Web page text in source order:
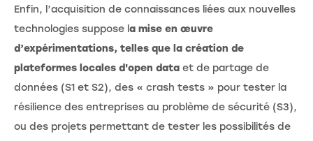
Enfin, l’acquisition de connaissances liées aux nouvelles
technologies suppose la mise en œuvre
d’expérimentations, telles que la création de
plateformes locales d'open data et de partage de
données (S1 et S2), des « crash tests » pour tester la
résilience des entreprises au problème de sécurité (S3),
ou des projets permettant de tester les possibilités de